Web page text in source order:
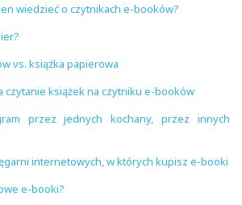
wiedzieć o czytnikach e-booków?
vs. książka papierowa
czytanie książek na czytniku e-booków
przez jednych kochany, przez innych
internetowych, w których kupisz e-booki
e-booki?